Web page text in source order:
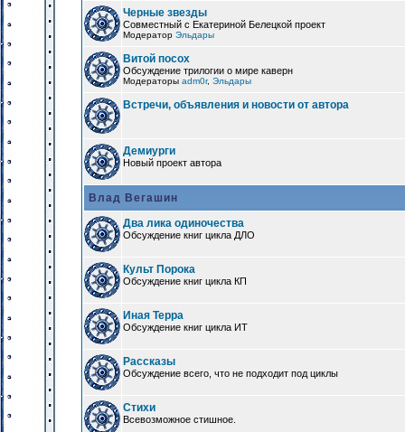
Черные звезды
Совместный с Екатериной Белецкой проект
Модератор Эльдары
Витой посох
Обсуждение трилогии о мире каверн
Модераторы adm0r, Эльдары
Встречи, объявления и новости от автора
Демиурги
Новый проект автора
Влад Вегашин
Два лика одиночества
Обсуждение книг цикла ДЛО
Культ Порока
Обсуждение книг цикла КП
Иная Терра
Обсуждение книг цикла ИТ
Рассказы
Обсуждение всего, что не подходит под циклы
Стихи
Всевозможное стишное.